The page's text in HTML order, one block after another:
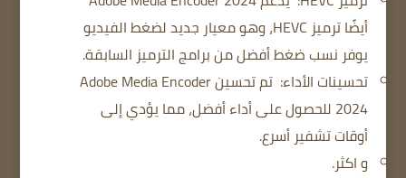
أيضًا ترميز HEVC، وهو معيار جديد لضغط الفيديو
يوفر نسب ضغط أفضل من برامج الترميز السابقة.
تحسينات الأداء:
تم تحسين Adobe Media Encoder
2024 للحصول على أداء أفضل، مما يؤدي إلى
أوقات تشفير أسرع.
و اكثر.